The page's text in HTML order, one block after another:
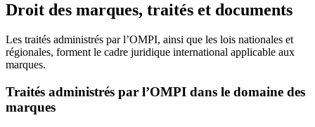
Droit des marques, traités et documents
Les traités administrés par l’OMPI, ainsi que les lois nationales et
régionales, forment le cadre juridique international applicable aux
marques.
Traités administrés par l’OMPI dans le domaine des
marques